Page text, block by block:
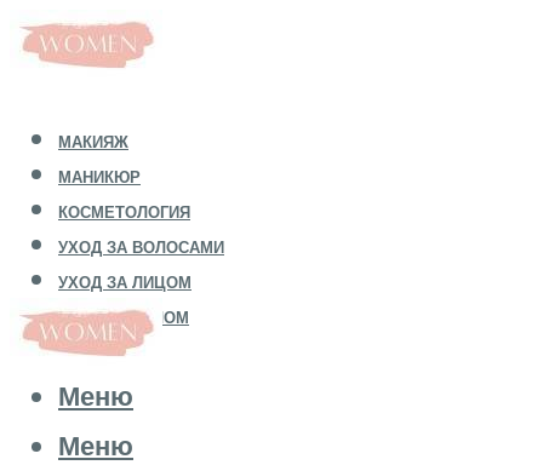
МАКИЯЖ
МАНИКЮР
КОСМЕТОЛОГИЯ
УХОД ЗА ВОЛОСАМИ
УХОД ЗА ЛИЦОМ
УХОД ЗА ТЕЛОМ
Меню
Меню